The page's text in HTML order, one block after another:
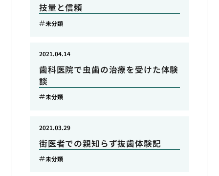
技量と信頼
未分類
歯科医院で虫歯の治療を受けた体験
談
2021.04.14
未分類
街医者での親知らず抜歯体験記
2021.03.29
未分類